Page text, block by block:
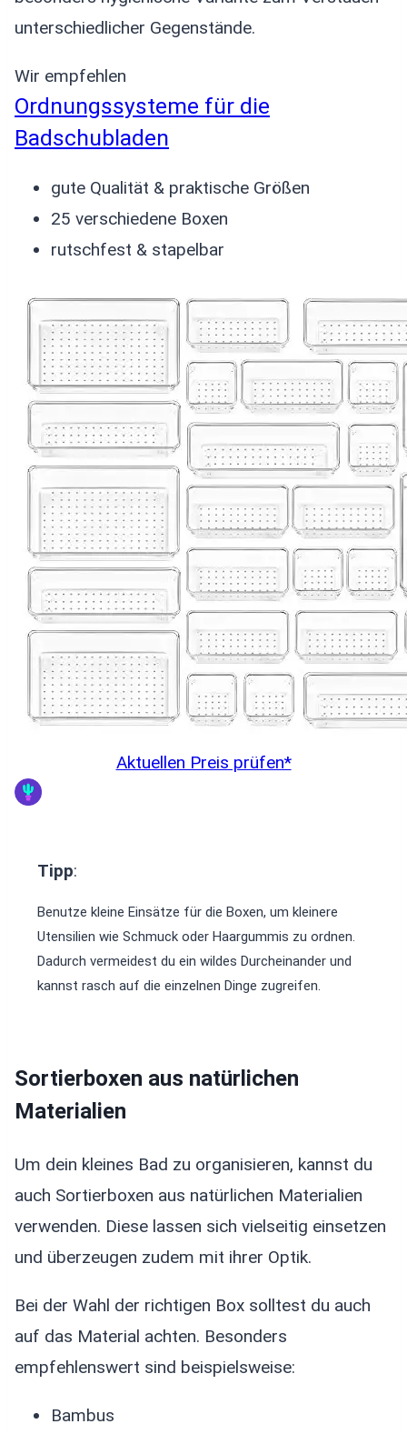
unterschiedlicher Gegenstände.
Wir empfehlen
Ordnungssysteme für die
Badschubladen
gute Qualität & praktische Größen
25 verschiedene Boxen
rutschfest & stapelbar
Aktuellen Preis prüfen*
Tipp:
Benutze kleine Einsätze für die Boxen, um kleinere
Utensilien wie Schmuck oder Haargummis zu ordnen.
Dadurch vermeidest du ein wildes Durcheinander und
kannst rasch auf die einzelnen Dinge zugreifen.
Sortierboxen aus natürlichen
Materialien
Um dein kleines Bad zu organisieren, kannst du
auch Sortierboxen aus natürlichen Materialien
verwenden. Diese lassen sich vielseitig einsetzen
und überzeugen zudem mit ihrer Optik.
Bei der Wahl der richtigen Box solltest du auch
auf das Material achten. Besonders
empfehlenswert sind beispielsweise:
Bambus